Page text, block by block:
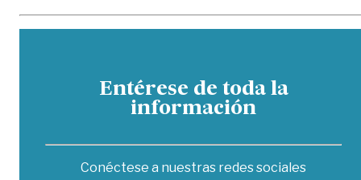
Entérese de toda la
información
Conéctese a nuestras redes sociales